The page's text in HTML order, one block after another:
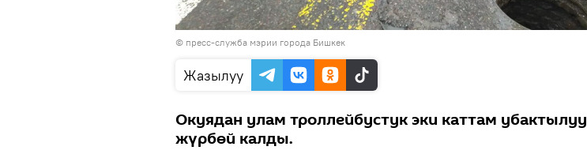
© пресс-служба мэрии города Бишкек
Жазылуу
Окуядан улам троллейбустук эки каттам убактылуу
жүрбөй калды.